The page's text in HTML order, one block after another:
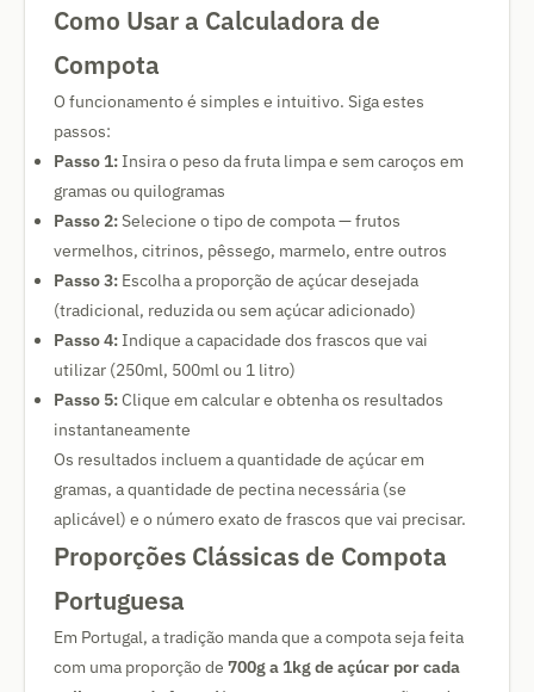
Como Usar a Calculadora de
Compota
O funcionamento é simples e intuitivo. Siga estes
passos:
Passo 1:Insira o peso da fruta limpa e sem caroços em
gramas ou quilogramas
Passo 2:Selecione o tipo de compota — frutos
vermelhos, citrinos, pêssego, marmelo, entre outros
Passo 3: Escolha a proporção de açúcar desejada
(tradicional, reduzida ou sem açúcar adicionado)
Passo 4:Indique a capacidade dos frascos que vai
utilizar (250ml, 500ml ou 1 litro)
Passo 5:Clique em calcular e obtenha os resultados
instantaneamente
Os resultados incluem a quantidade de açúcar em
gramas, a quantidade de pectina necessária (se
aplicável) e o número exato de frascos que vai precisar.
Proporções Clássicas de Compota
Portuguesa
Em Portugal, a tradição manda que a compota seja feita
com uma proporção de 700g a 1kg de açúcar por cada